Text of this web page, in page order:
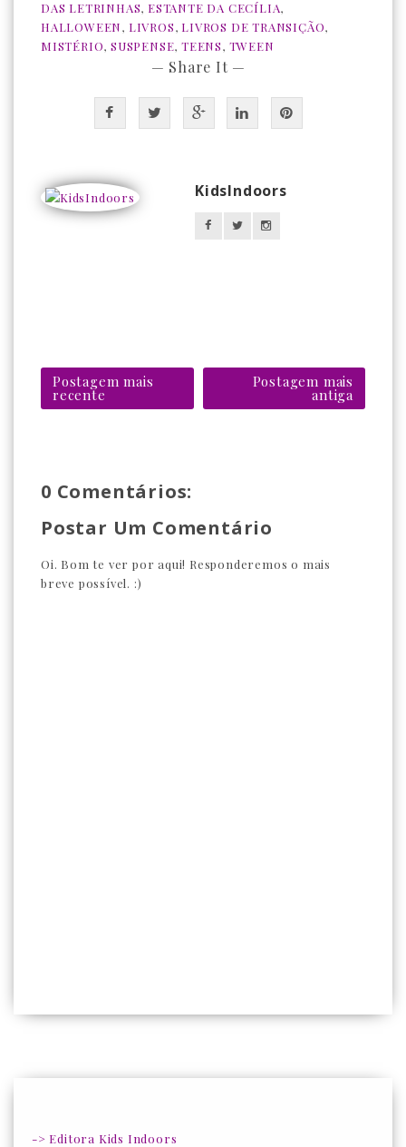
DAS LETRINHAS, ESTANTE DA CECÍLIA,
HALLOWEEN, LIVROS, LIVROS DE TRANSIÇÃO,
MISTÉRIO,SUSPENSE,TEENS, TWEEN
— Share It —
KidsIndoors
Postagem mais
recente
Postagem mais
antiga
0 Comentários:
Postar Um Comentário
Oi. Bom te ver por aqui! Responderemos o mais
breve possível. :)
-> Editora Kids Indoors